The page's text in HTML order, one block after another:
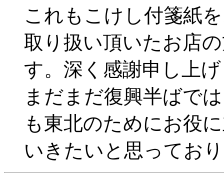
これもこけし付箋紙
取り扱い頂いたお店
す。深く感謝申し上
まだまだ復興半ばで
も東北のためにお役
いきたいと思ってお